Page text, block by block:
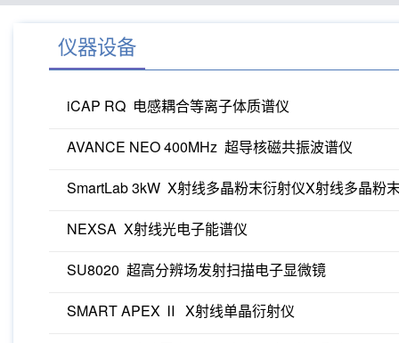
仪器设备
iCAP RQ 电感耦合等离子体质谱仪
AVANCE NEO 400MHz 超导核磁共振波谱仪
SmartLab 3kW X射线多晶粉末衍射仪X射线多晶粉
NEXSA X射线光电子能谱仪
SU8020 超高分辨场发射扫描电子显微镜
SMART APEX Ⅱ X射线单晶衍射仪